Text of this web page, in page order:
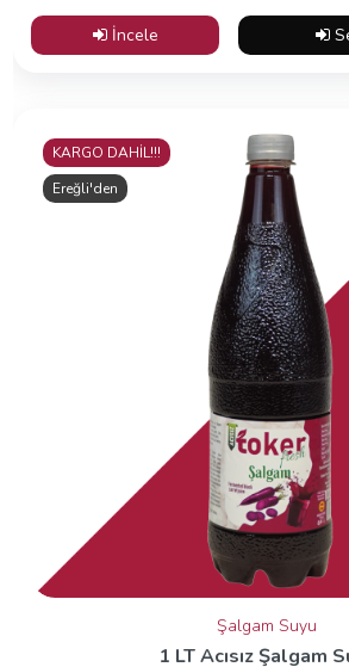
İncele
KARGO DAHİL!!!
Ereğli'den
Şalgam Suyu
1 LT Acısız Şalgam